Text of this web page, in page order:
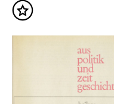
Inhalt